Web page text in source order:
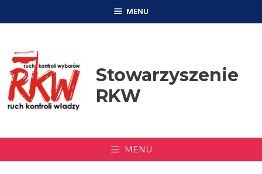
MENU
Stowarzyszenie
RKW
MENU